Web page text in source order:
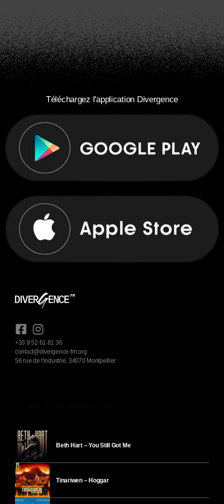
Téléchargez l'application Divergence
+33 9 52 61 81 36
contact@divergence-fm.org
56 rue de l'industrie, 34070 Montpellier
Beth Hart – You Still Got Me
Tinariwen – Hoggar